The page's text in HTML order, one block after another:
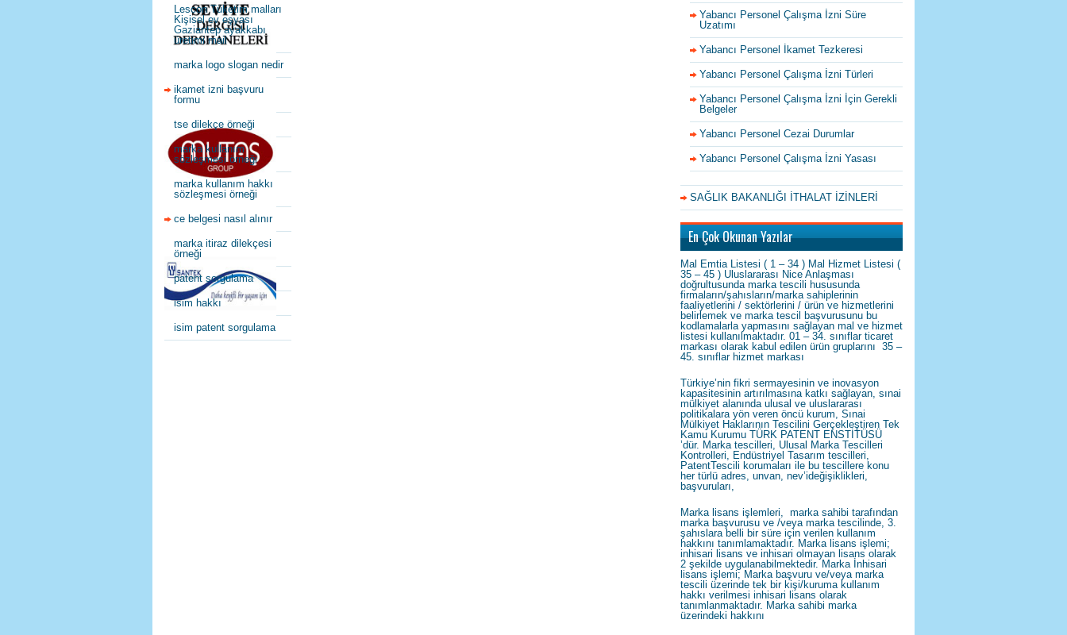
Lescon Tüketim malları
Kişisel ev eşyası
Gaziantep ayakkabı
üretimi mail
marka logo slogan nedir
ikamet izni başvuru
formu
tse dilekçe örneği
marka kullanım
sözleşmesi örneği
marka kullanım hakkı
sözleşmesi örneği
ce belgesi nasıl alınır
marka itiraz dilekçesi
örneği
patent sorgulama
isim hakkı
isim patent sorgulama
Yabancı Personel Çalışma İzni Süre
Uzatımı
Yabancı Personel İkamet Tezkeresi
Yabancı Personel Çalışma İzni Türleri
Yabancı Personel Çalışma İzni İçin Gerekli
Belgeler
Yabancı Personel Cezai Durumlar
Yabancı Personel Çalışma İzni Yasası
SAĞLIK BAKANLIĞI İTHALAT İZİNLERİ
En Çok Okunan Yazılar
Mal Emtia Listesi ( 1 – 34 ) Mal Hizmet Listesi (
35 – 45 ) Uluslararası Nice Anlaşması
doğrultusunda marka tescili hususunda
firmaların/şahısların/marka sahiplerinin
faaliyetlerini / sektörlerini / ürün ve hizmetlerini
belirlemek ve marka tescil başvurusunu bu
kodlamalarla yapmasını sağlayan mal ve hizmet
listesi kullanılmaktadır. 01 – 34. sınıflar ticaret
markası olarak kabul edilen ürün gruplarını 35 –
45. sınıflar hizmet markası
Türkiye’nin fikri sermayesinin ve inovasyon
kapasitesinin artırılmasına katkı sağlayan, sınai
mülkiyet alanında ulusal ve uluslararası
politikalara yön veren öncü kurum, Sınai
Mülkiyet Haklarının Tescilini Gerçekleştiren Tek
Kamu Kurumu TÜRK PATENT ENSTİTÜSÜ
’dür. Marka tescilleri, Ulusal Marka Tescilleri
Kontrolleri, Endüstriyel Tasarım tescilleri,
PatentTescili korumaları ile bu tescillere konu
her türlü adres, unvan, nev’ideğişiklikleri,
başvuruları,
Marka lisans işlemleri, marka sahibi tarafından
marka başvurusu ve /veya marka tescilinde, 3.
şahıslara belli bir süre için verilen kullanım
hakkını tanımlamaktadır. Marka lisans işlemi;
inhisari lisans ve inhisari olmayan lisans olarak
2 şekilde uygulanabilmektedir. Marka İnhisari
lisans işlemi; Marka başvuru ve/veya marka
tescili üzerinde tek bir kişi/kuruma kullanım
hakkı verilmesi inhisari lisans olarak
tanımlanmaktadır. Marka sahibi marka
üzerindeki hakkını